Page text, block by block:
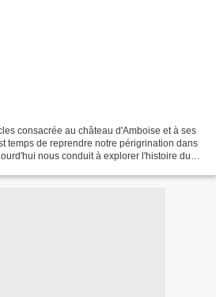
consacrée au château d'Amboise et à ses
temps de reprendre notre périgrination dans
nous conduit à explorer l'histoire du